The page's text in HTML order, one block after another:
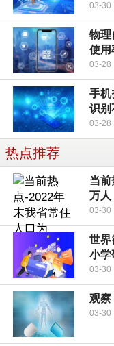
03-30
物理
使用
03-28
手机
识别
03-28
热点推荐
当
万人
03-30
世界
小学
03-30
观察
03-30